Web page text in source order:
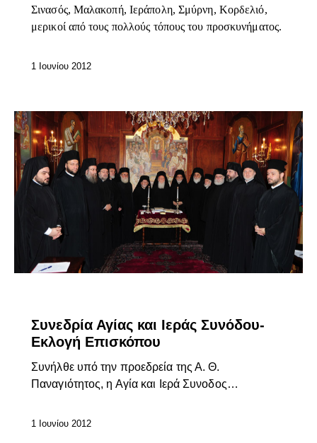
Σινασός, Μαλακοπή, Ιεράπολη, Σμύρνη, Κορδελιό,
μερικοί από τους πολλούς τόπους του προσκυνήματος.
1 Ιουνίου 2012
Συνεδρία Αγίας και Ιεράς Συνόδου-
Εκλογή Επισκόπου
Συνήλθε υπό την προεδρεία της Α. Θ.
Παναγιότητος, η Αγία και Ιερά Συνοδος…
1 Ιουνίου 2012